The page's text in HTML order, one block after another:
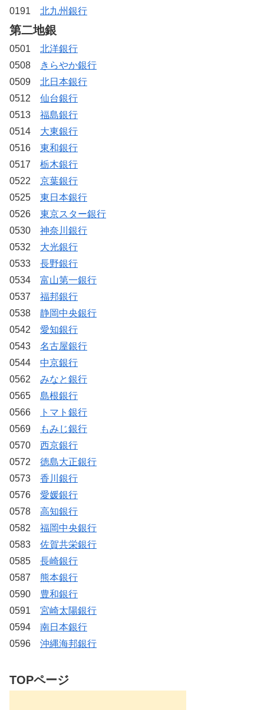
0191 北九州銀行
第二地銀
0501 北洋銀行
0508
きらやか銀行
0509 北日本銀行
0512 仙台銀行
0513 福島銀行
0514 大東銀行
0516 東和銀行
0517 栃木銀行
0522 京葉銀行
0525 東日本銀行
0526 東京スター銀行
0530 神奈川銀行
0532 大光銀行
0533 長野銀行
0534 富山第一銀行
0537 福邦銀行
0538 静岡中央銀行
0542 愛知銀行
0543 名古屋銀行
0544 中京銀行
0562 みなと銀行
0565 島根銀行
0566
トマト銀行
0569
もみじ銀行
0570 西京銀行
0572 徳島大正銀行
0573 香川銀行
0576 愛媛銀行
0578 高知銀行
0582 福岡中央銀行
0583 佐賀共栄銀行
0585 長崎銀行
0587 熊本銀行
0590 豊和銀行
0591 宮崎太陽銀行
0594 南日本銀行
0596 沖縄海邦銀行
TOPページ